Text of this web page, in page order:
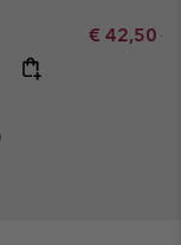
Sale price:
€ 42,50€